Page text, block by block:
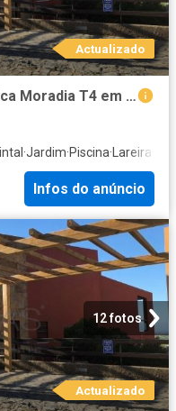
Actualizado
Totalmente renovada. Magnifica Moradia T4 em Pleno Parque Natural Sintra Cascais, Vista Frontal de Mar e Serra. Malveira,Cascais
·Jardim·Piscina·Lareira
Infos do anúncio
12 fotos
Actualizado